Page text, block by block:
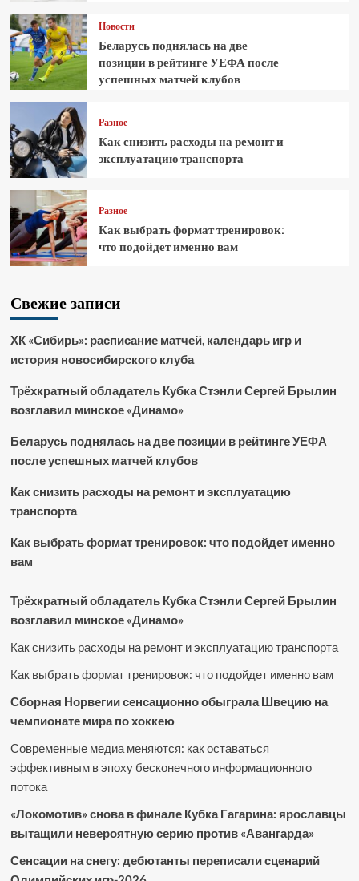
Новости
Беларусь поднялась на две
позиции в рейтинге УЕФА после
успешных матчей клубов
Разное
Как снизить расходы на ремонт и
эксплуатацию транспорта
Разное
Как выбрать формат тренировок:
что подойдет именно вам
Свежие записи
ХК «Сибирь»: расписание матчей, календарь игр и
история новосибирского клуба
Трёхкратный обладатель Кубка Стэнли Сергей Брылин
возглавил минское «Динамо»
Беларусь поднялась на две позиции в рейтинге УЕФА
после успешных матчей клубов
Как снизить расходы на ремонт и эксплуатацию
транспорта
Как выбрать формат тренировок: что подойдет именно
вам
Трёхкратный обладатель Кубка Стэнли Сергей Брылин
возглавил минское «Динамо»
Как снизить расходы на ремонт и эксплуатацию транспорта
Как выбрать формат тренировок: что подойдет именно вам
Сборная Норвегии сенсационно обыграла Швецию на
чемпионате мира по хоккею
Современные медиа меняются: как оставаться
эффективным в эпоху бесконечного информационного
потока
«Локомотив» снова в финале Кубка Гагарина: ярославцы
вытащили невероятную серию против «Авангарда»
Сенсации на снегу: дебютанты переписали сценарий